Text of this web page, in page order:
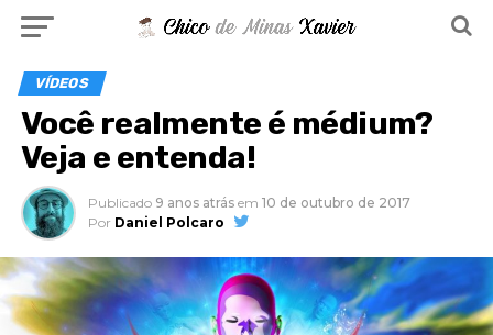
VÍDEOS
Você realmente é médium?
Veja e entenda!
Publicado 9 anos atrás em 10 de outubro de 2017
Por Daniel Polcaro